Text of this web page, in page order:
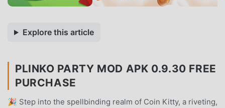
Explore this article
PLINKO PARTY MOD APK 0.9.30 FREE
PURCHASE
🎉 Step into the spellbinding realm of Coin Kitty, a riveting,